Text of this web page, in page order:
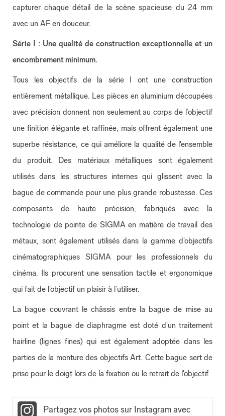
capturer chaque détail de la scène spacieuse du 24 mm
avec un AF en douceur.
Série I : Une qualité de construction exceptionnelle et un
encombrement minimum.
Tous les objectifs de la série I ont une construction
entièrement métallique. Les pièces en aluminium découpées
avec précision donnent non seulement au corps de l’objectif
une finition élégante et raffinée, mais offrent également une
superbe résistance, ce qui améliore la qualité de l'ensemble
du produit. Des matériaux métalliques sont également
utilisés dans les structures internes qui glissent avec la
bague de commande pour une plus grande robustesse. Ces
composants de haute précision, fabriqués avec la
technologie de pointe de SIGMA en matière de travail des
métaux, sont également utilisés dans la gamme d'objectifs
cinématographiques SIGMA pour les professionnels du
cinéma. Ils procurent une sensation tactile et ergonomique
qui fait de l'objectif un plaisir à l’utiliser.
La bague couvrant le châssis entre la bague de mise au
point et la bague de diaphragme est doté d'un traitement
hairline (lignes fines) qui est également adoptée dans les
parties de la monture des objectifs Art. Cette bague sert de
prise pour le doigt lors de la fixation ou le retrait de l'objectif.
Partagez vos photos sur Instagram avec